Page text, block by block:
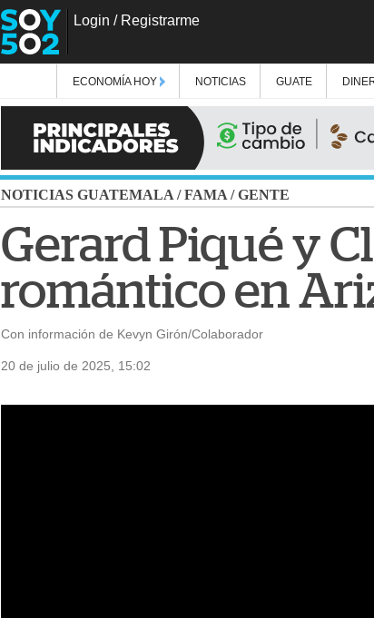
Login / Registrarme
ECONOMÍA HOY NOTICIAS GUATE
NOTICIAS GUATEMALA /FAMA /GENTE
Gerard Piqué y
romántico en
Con información de Kevyn Girón/Colaborador
20 de julio de 2025, 15:02